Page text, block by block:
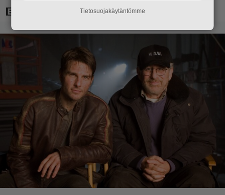
Tietosuojakäytäntömme